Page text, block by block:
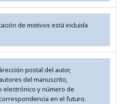
de motivos está incluida
postal del autor,
del manuscrito,
electrónico y número de
en el futuro.